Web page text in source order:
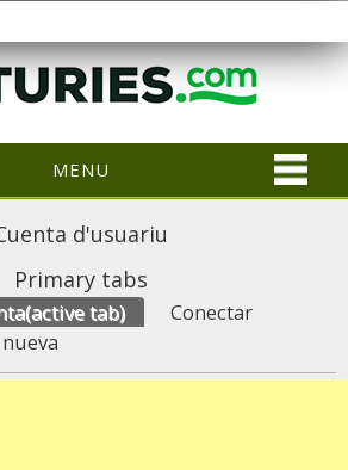
MENU
d'usuariu
Primary tabs
(active tab)
Conectar